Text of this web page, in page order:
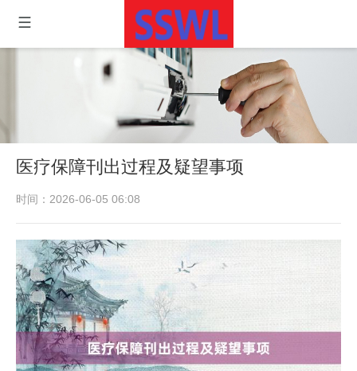
医疗保障刊出过程及疑望事项
时间：2026-06-05 06:08